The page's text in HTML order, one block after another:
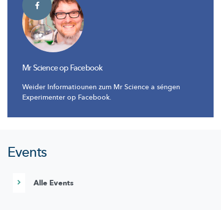
Mr Science op Facebook
Weider Informatiounen zum Mr Science a séngen
Experimenter op Facebook.
Events
Alle Events